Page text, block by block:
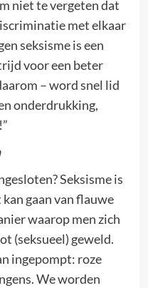
niet te vergeten dat
met elkaar
seksisme is een
voor een beter
– word snel lid
onderdrukking,
Seksisme is
gaan van flauwe
waarop men zich
(seksueel) geweld.
ingepompt: roze
We worden